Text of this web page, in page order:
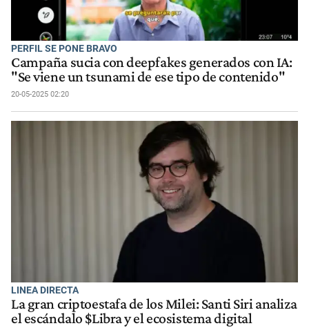
PERFIL SE PONE BRAVO
Campaña sucia con deepfakes generados con IA:
"Se viene un tsunami de ese tipo de contenido"
20-05-2025 02:20
LINEA DIRECTA
La gran criptoestafa de los Milei: Santi Siri analiza
el escándalo $Libra y el ecosistema digital